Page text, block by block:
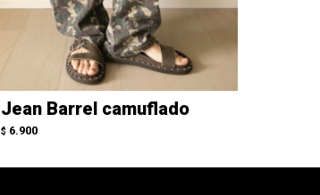
Jean Barrel camuflado
$ 6.900